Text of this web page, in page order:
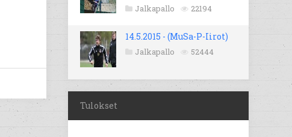
Jalkapallo 22194
14.5.2015 - (MuSa-P-Iirot)
Jalkapallo 52444
Tulokset